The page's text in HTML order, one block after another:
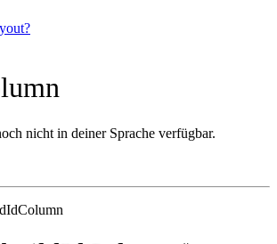
nicht in deiner Sprache verfügbar.